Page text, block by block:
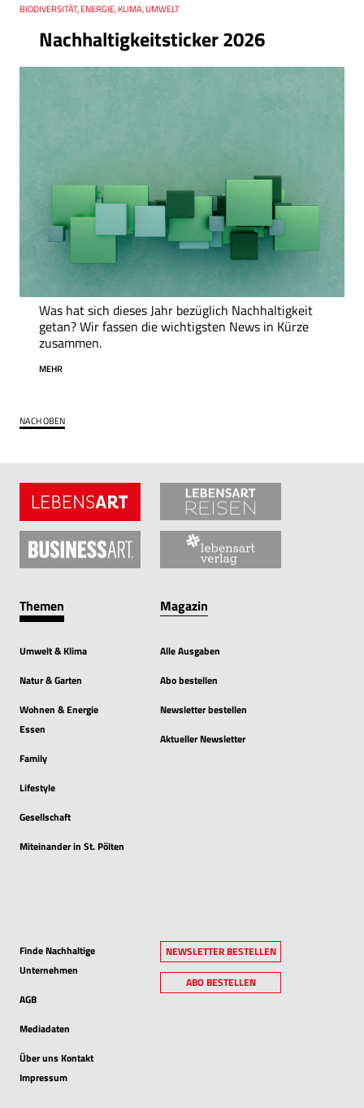
Nachhaltigkeitsticker 2026
Thema
BIODIVERSITÄT, ENERGIE, KLIMA, UMWELT
Was hat sich dieses Jahr bezüglich Nachhaltigkeit
getan? Wir fassen die wichtigsten News in Kürze
zusammen.
MEHR
NACH OBEN
Themen
Umwelt & Klima
Natur & Garten
Wohnen & Energie
Essen
Family
Lifestyle
Gesellschaft
Miteinander in St. Pölten
Magazin
Alle Ausgaben
Abo bestellen
Newsletter bestellen
Aktueller Newsletter
Finde Nachhaltige
Unternehmen
AGB
Mediadaten
Über uns Kontakt
Impressum
NEWSLETTER BESTELLEN
ABO BESTELLEN